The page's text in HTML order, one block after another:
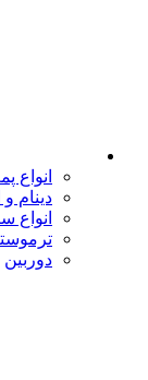
انواع
دینام
انواع
دوربین